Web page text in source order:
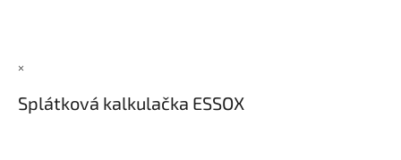
×
Splátková kalkulačka ESSOX